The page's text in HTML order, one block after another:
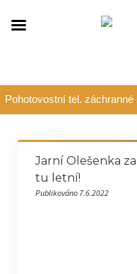
Pohotovostní tel.
Jarní Olešenka
tu letní!
Publikováno 7.6.2022